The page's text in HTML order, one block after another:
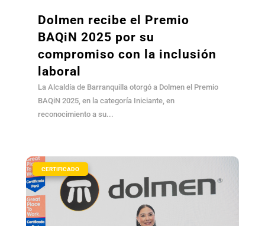
Dolmen recibe el Premio
BAQiN 2025 por su
compromiso con la inclusión
laboral
La Alcaldía de Barranquilla otorgó a Dolmen el Premio
BAQiN 2025, en la categoría Iniciante, en
reconocimiento a su...
CERTIFICADO